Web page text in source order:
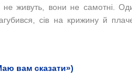
живуть, вони не самотні.
сів на крижину й
вам сказати»)